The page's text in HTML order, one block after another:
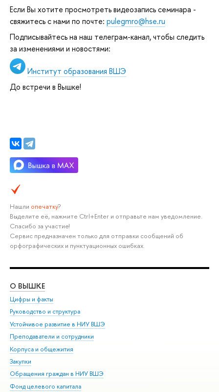
Если Вы хотите просмотреть видеозапись семинара -
свяжитесь с нами по почте: pulegmro@hse.ru
Подписывайтесь на наш телеграм-канал, чтобы следить
за изменениями и новостями:
Институт образования ВШЭ
До встречи в Вышке!
Нашли опечатку?
ыделите её, нажмите Ctrl+Enter и отправьте нам уведомление.
Спасибо за участие!
Сервис предназначен только для отправки сообщений о
орфографических и пунктуационных ошибках.
О ВЫШКЕ
Цифры и факты
Руководство и структура
Устойчивое развитие в НИУ ВШЭ
Преподаватели и сотрудники
Корпуса и общежития
Закупки
Обращения граждан в НИУ ВШЭ
Фонд целевого капитала